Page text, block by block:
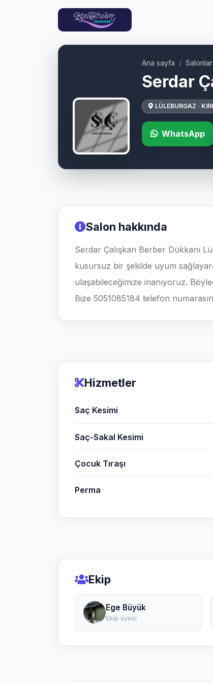
Ana sayfa Salonlar
Serdar
LÜLEBURGAZ ·
WhatsApp
Salon hakkında
Serdar Çalışkan Berber Dükkanı
kusursuz bir şekilde uyum
ulaşabileceğimize inanıyoruz.
Bize 5051085184 telefon
Hizmetler
Saç Kesimi
Saç-Sakal Kesimi
Çocuk Tıraşı
Perma
Ekip
Ege Büyük
Ekip üyesi